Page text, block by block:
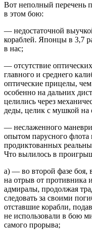
Вот неполный перечень
в этом бою:
— недостаточной
кораблей. Японцы в 3,7
в нас;
— отсутствие
главного и среднего
оптические прицелы,
особенно на дальних
целились через
деды, целик с мушкой на
— неслаженного
опытом парусного флота
продиктованных
Что вылилось в
а) — во второй фазе боя,
на отрыв от противника
адмиралы, продолжая
следовать за своими
отставшие корабли,
не использовали в бою
самого прорыва;